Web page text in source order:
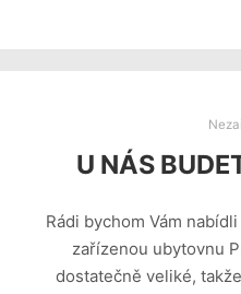
U NÁS
Rádi bychom Vám
zařízenou ubytovnu
dostatečně veliké,